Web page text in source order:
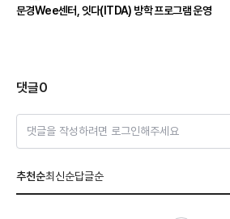
문경Wee센터, 잇다(ITDA) 방학 프로그램 운영
댓글0
댓글을 작성하려면 로그인해주세요
추천순최신순답글순